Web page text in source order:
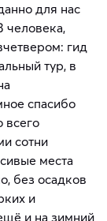
для нас
человека,
гид
тур, в
спасибо
всего
сотни
места
без осадков
и
и на зимний